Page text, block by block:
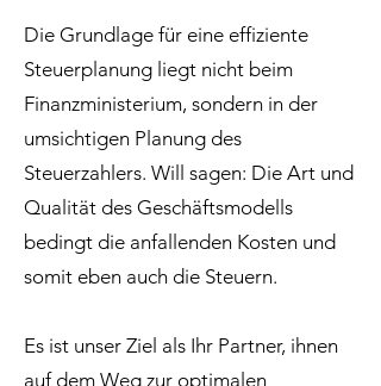
Die Grundlage für eine effiziente
Steuerplanung liegt nicht beim
Finanzministerium, sondern in der
umsichtigen Planung des
Steuerzahlers. Will sagen: Die Art und
Qualität des Geschäftsmodells
bedingt die anfallenden Kosten und
somit eben auch die Steuern.
Es ist unser Ziel als Ihr Partner, ihnen
auf dem Weg zur optimalen